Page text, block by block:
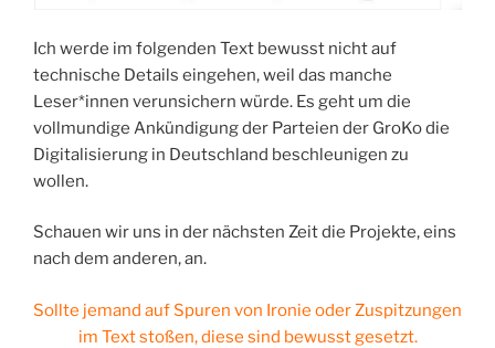
Ich werde im folgenden Text bewusst nicht auf
technische Details eingehen, weil das manche
Leser*innen verunsichern würde. Es geht um die
vollmundige Ankündigung der Parteien der GroKo die
Digitalisierung in Deutschland beschleunigen zu
wollen.
Schauen wir uns in der nächsten Zeit die Projekte, eins
nach dem anderen, an.
Sollte jemand auf Spuren von Ironie oder Zuspitzungen
im Text stoßen, diese sind bewusst gesetzt.